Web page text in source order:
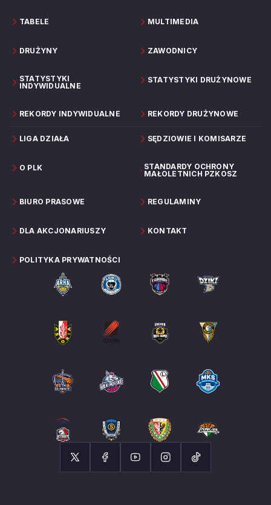
TABELE MULTIMEDIA
DRUŻYNY ZAWODNICY
STATYSTYKI
INDYWIDUALNE
STATYSTYKI DRUŻYNOWE
REKORDY INDYWIDUALNE REKORDY DRUŻYNOWE
LIGA DZIAŁA SĘDZIOWIE I KOMISARZE
O PLK
STANDARDY OCHRONY
MAŁOLETNICH PZKOSZ
BIURO PRASOWE REGULAMINY
DLA AKCJONARIUSZY KONTAKT
POLITYKA PRYWATNOŚCI